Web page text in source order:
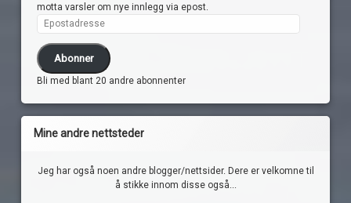
motta varsler om nye innlegg via epost.
Epostadresse
Abonner
Bli med blant 20 andre abonnenter
Mine andre nettsteder
Jeg har også noen andre blogger/nettsider. Dere er velkomne til
å stikke innom disse også...